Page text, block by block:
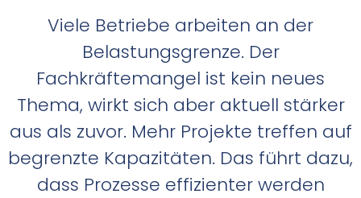
Viele Betriebe arbeiten an der
Belastungsgrenze. Der
Fachkräftemangel ist kein neues
Thema, wirkt sich aber aktuell stärker
aus als zuvor. Mehr Projekte treffen auf
begrenzte Kapazitäten. Das führt dazu,
dass Prozesse effizienter werden